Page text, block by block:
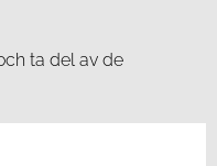
ta del av de